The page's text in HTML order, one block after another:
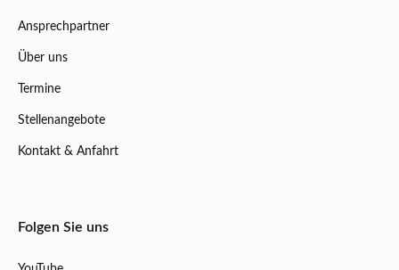
Ansprechpartner
Über uns
Termine
Stellenangebote
Kontakt & Anfahrt
Folgen Sie uns